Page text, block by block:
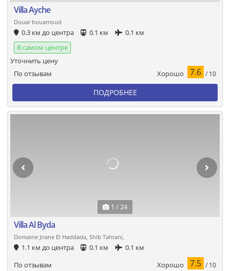
Villa Ayche
Douar bouamoud
0.3 км до центра 0.1 км
0.1 км
В самом центре
По отзывам Хорошо 7.6 / 10
Уточнить цену
ПОДРОБНЕЕ
1 / 24
Villa Al Byda
Domaine Jnane El Haddada, Shib Tahtani,
1.1 км до центра 0.1 км
0.1 км
По отзывам
Хорошо 7.5 / 10